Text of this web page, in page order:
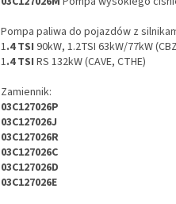
Pompa paliwa do pojazdów z
1.4 TSI 90kW, 1.2TSI 63kW/77kW
1.4 TSI RS 132kW (CAVE, CTHE)
Zamiennik:
03C127026P
03C127026J
03C127026R
03C127026C
03C127026D
03C127026E